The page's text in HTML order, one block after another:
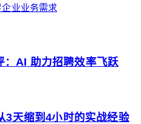
业业务需求
：AI 助力招聘效率飞跃
3天缩到4小时的实战经验